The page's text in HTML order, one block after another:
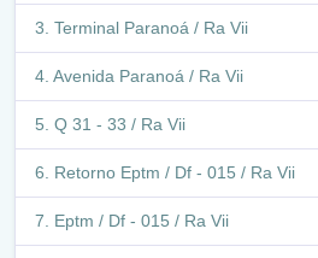
Terminal Paranoá / Ra Vii
Avenida Paranoá / Ra Vii
Q 31 - 33 / Ra Vii
Retorno Eptm / Df - 015 / Ra Vii
Eptm / Df - 015 / Ra Vii